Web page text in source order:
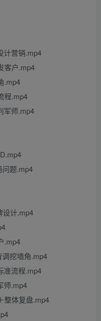
计营销.mp4
客户.mp4
.mp4
程.mp4
军师.mp4
问题.mp4
设计.mp4
.mp4
调挖墙角.mp4
准流程.mp4
师.mp4
整体复盘.mp4